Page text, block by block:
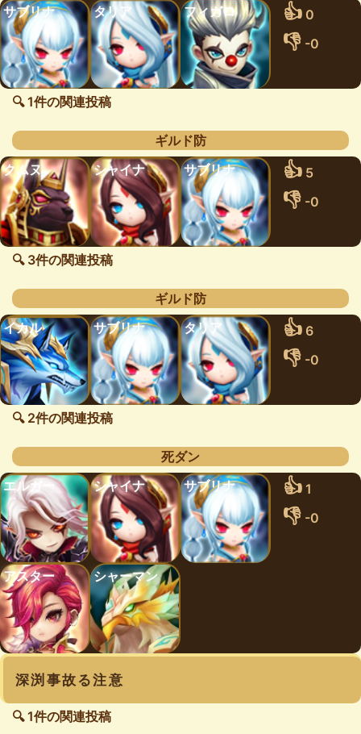
サブリナ
タリア フィガロ 👍 0
👎 -0
🔍 1件の関連投稿
ギルド防
クムヌ
シャイナ サブリナ 👍 5
👎 -0
🔍 3件の関連投稿
ギルド防
イカル
サブリナ タリア 👍 6
👎 -0
🔍 2件の関連投稿
死ダン
エルガー
シャイナ サブリナ 👍 1
👎 -0
アスター シャーマン
深渕事故る注意
🔍 1件の関連投稿